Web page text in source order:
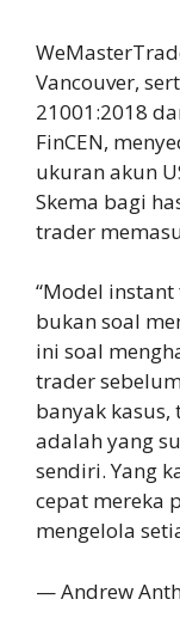
Vancouver,
21001:2018
FinCEN,
ukuran akun
Skema bagi
trader
“Model
bukan soal
ini soal
trader
banyak
adalah yang
sendiri. Yang
cepat mereka
mengelola
— Andrew